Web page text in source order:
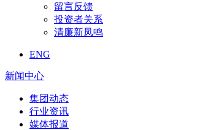
留言反馈
投资者关系
清廉新凤鸣
ENG
新闻中心
集团动态
行业资讯
媒体报道